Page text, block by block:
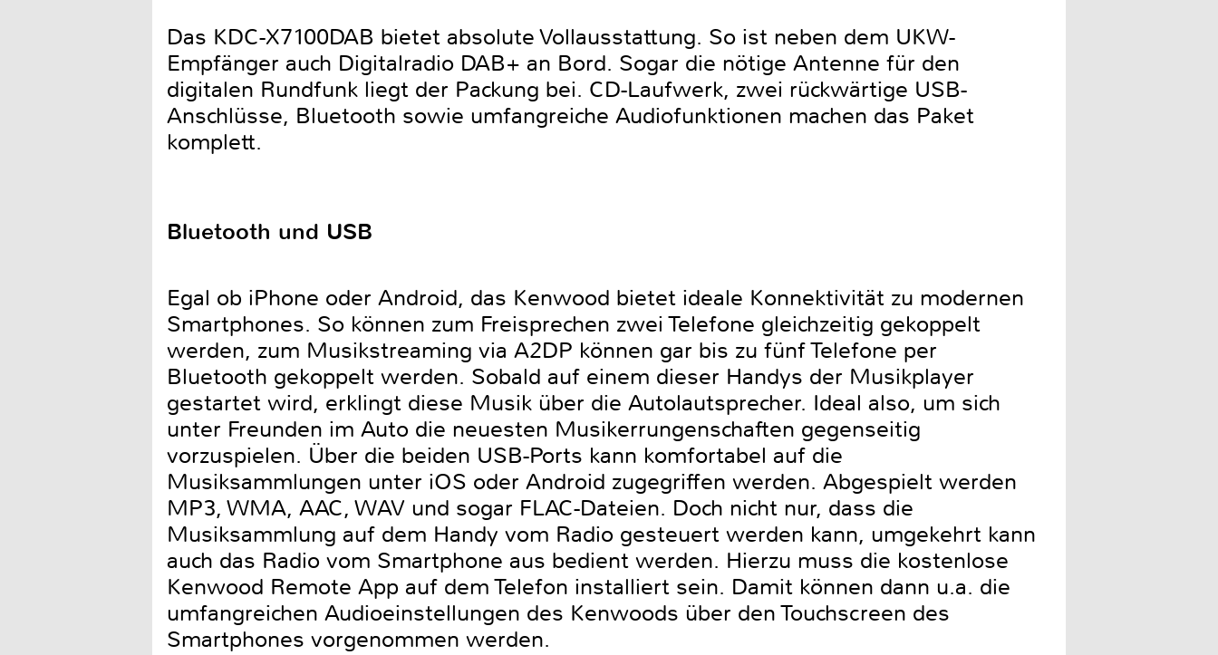
Das KDC-X7100DAB bietet absolute Vollausstattung. So ist neben dem UKW-
Empfänger auch Digitalradio DAB+ an Bord. Sogar die nötige Antenne für den
digitalen Rundfunk liegt der Packung bei. CD-Laufwerk, zwei rückwärtige USB-
Anschlüsse, Bluetooth sowie umfangreiche Audiofunktionen machen das Paket
komplett.
Bluetooth und USB
Egal ob iPhone oder Android, das Kenwood bietet ideale Konnektivität zu modernen
Smartphones. So können zum Freisprechen zwei Telefone gleichzeitig gekoppelt
werden, zum Musikstreaming via A2DP können gar bis zu fünf Telefone per
Bluetooth gekoppelt werden. Sobald auf einem dieser Handys der Musikplayer
gestartet wird, erklingt diese Musik über die Autolautsprecher. Ideal also, um sich
unter Freunden im Auto die neuesten Musikerrungenschaften gegenseitig
vorzuspielen. Über die beiden USB-Ports kann komfortabel auf die
Musiksammlungen unter iOS oder Android zugegriffen werden. Abgespielt werden
MP3, WMA, AAC, WAV und sogar FLAC-Dateien. Doch nicht nur, dass die
Musiksammlung auf dem Handy vom Radio gesteuert werden kann, umgekehrt kann
auch das Radio vom Smartphone aus bedient werden. Hierzu muss die kostenlose
Kenwood Remote App auf dem Telefon installiert sein. Damit können dann u.a. die
umfangreichen Audioeinstellungen des Kenwoods über den Touchscreen des
Smartphones vorgenommen werden.